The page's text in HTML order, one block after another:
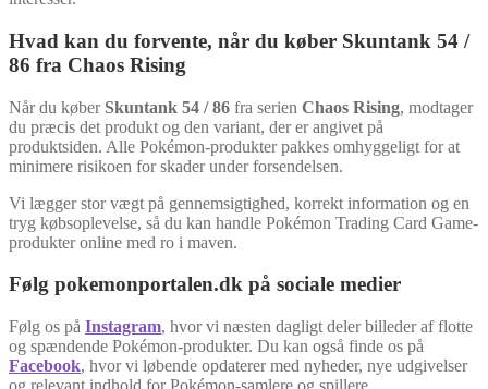
Hvad kan du forvente, når du køber Skuntank 54 /
86 fra Chaos Rising
Når du køberSkuntank 54 / 86 fra serien Chaos Rising, modtager
du præcis det produkt og den variant, der er angivet på
produktsiden. Alle Pokémon-produkter pakkes omhyggeligt for at
minimere risikoen for skader under forsendelsen.
Vi lægger stor vægt på gennemsigtighed, korrekt information og en
tryg købsoplevelse, så du kan handle Pokémon Trading Card Game-
produkter online med ro i maven.
Følg pokemonportalen.dk på sociale medier
Følg os på Instagram, hvor vi næsten dagligt deler billeder af flotte
og spændende Pokémon-produkter. Du kan også finde os på
Facebook, hvor vi løbende opdaterer med nyheder, nye udgivelser